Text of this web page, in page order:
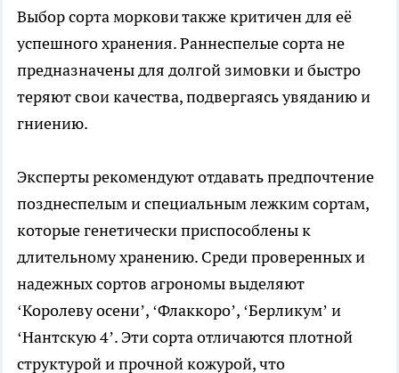
Выбор сорта моркови также критичен для её
успешного хранения. Раннеспелые сорта не
предназначены для долгой зимовки и быстро
теряют свои качества, подвергаясь увяданию и
гниению.
Эксперты рекомендуют отдавать предпочтение
позднеспелым и специальным лежким сортам,
которые генетически приспособлены к
длительному хранению. Среди проверенных и
надежных сортов агрономы выделяют
‘Королеву осени’, ‘Флаккоро’, ‘Берликум’ и
‘Нантскую 4’. Эти сорта отличаются плотной
структурой и прочной кожурой, что